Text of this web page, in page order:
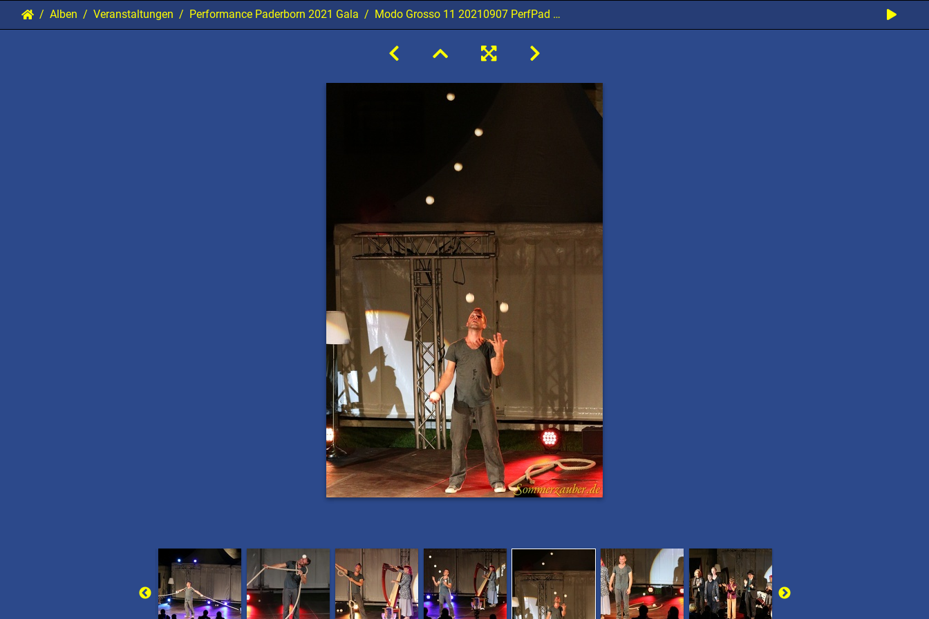
Alben Veranstaltungen Performance Paderborn 2021 Gala Modo Grosso 11 20210907 PerfPad Den 4646 1440x2160